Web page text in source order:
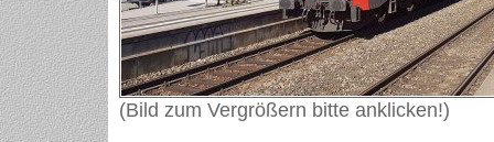
(Bild zum Vergrößern bitte anklicken!)